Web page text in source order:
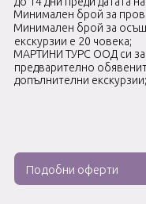
Минимален брой за
Минимален брой за
екскурзии е 20 човека;
МАРТИНИ ТУРС ООД си
предварително
допълнителни екскурзии;
Подобни оферти